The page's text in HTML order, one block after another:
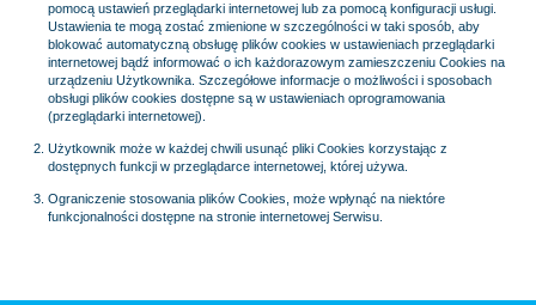
pomocą ustawień przeglądarki internetowej lub za pomocą konfiguracji usługi.
Ustawienia te mogą zostać zmienione w szczególności w taki sposób, aby
blokować automatyczną obsługę plików cookies w ustawieniach przeglądarki
internetowej bądź informować o ich każdorazowym zamieszczeniu Cookies na
urządzeniu Użytkownika. Szczegółowe informacje o możliwości i sposobach
obsługi plików cookies dostępne są w ustawieniach oprogramowania
(przeglądarki internetowej).
Użytkownik może w każdej chwili usunąć pliki Cookies korzystając z
dostępnych funkcji w przeglądarce internetowej, której używa.
Ograniczenie stosowania plików Cookies, może wpłynąć na niektóre
funkcjonalności dostępne na stronie internetowej Serwisu.